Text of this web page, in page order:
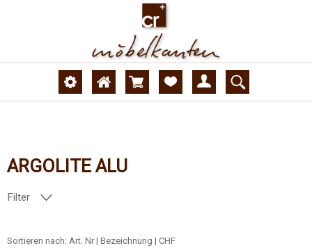
ARGOLITE ALU
Filter
Sortieren nach: Art. Nr | Bezeichnung | CHF